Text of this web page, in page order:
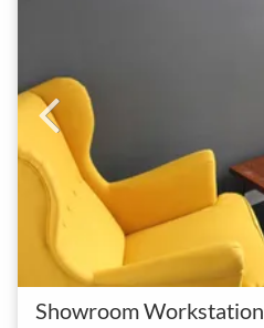
Showroom Workstation